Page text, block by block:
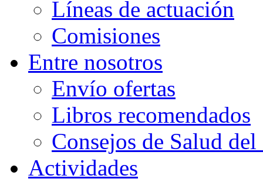
Líneas de actuación
Comisiones
Entre nosotros
Envío ofertas
Libros recomendados
Consejos de Salud
Actividades